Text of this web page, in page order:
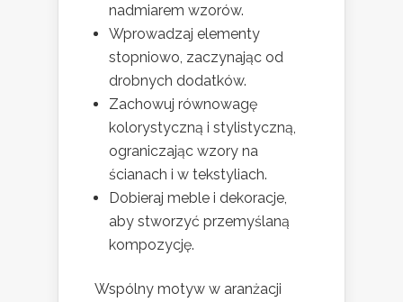
nadmiarem wzorów.
Wprowadzaj elementy
stopniowo, zaczynając od
drobnych dodatków.
Zachowuj równowagę
kolorystyczną i stylistyczną,
ograniczając wzory na
ścianach i w tekstyliach.
Dobieraj meble i dekoracje,
aby stworzyć przemyślaną
kompozycję.
Wspólny motyw w aranżacji